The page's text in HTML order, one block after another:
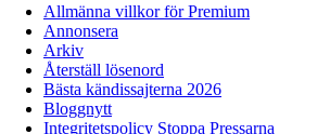
Allmänna villkor för Premium
Annonsera
Arkiv
Återställ lösenord
Bästa kändissajterna 2026
Bloggnytt
Integritetspolicy Stoppa Pressarna